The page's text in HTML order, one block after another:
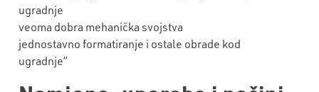
ugradnje
veoma dobra mehanička svojstva
jednostavno formatiranje i ostale obrade kod
ugradnje”